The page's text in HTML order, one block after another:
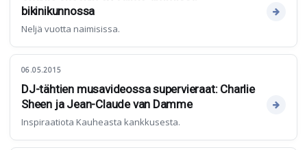
bikinikunnossa
Neljä vuotta naimisissa.
06.05.2015
DJ-tähtien musavideossa supervieraat: Charlie
Sheen ja Jean-Claude van Damme
Inspiraatiota Kauheasta kankkusesta.